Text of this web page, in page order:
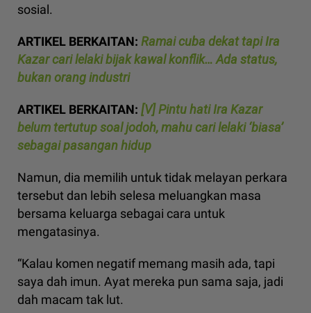
sosial.
ARTIKEL BERKAITAN: Ramai cuba dekat tapi Ira
Kazar cari lelaki bijak kawal konflik… Ada status,
bukan orang industri
ARTIKEL BERKAITAN: [V] Pintu hati Ira Kazar
belum tertutup soal jodoh, mahu cari lelaki ‘biasa’
sebagai pasangan hidup
Namun, dia memilih untuk tidak melayan perkara
tersebut dan lebih selesa meluangkan masa
bersama keluarga sebagai cara untuk
mengatasinya.
“Kalau komen negatif memang masih ada, tapi
saya dah imun. Ayat mereka pun sama saja, jadi
dah macam tak lut.